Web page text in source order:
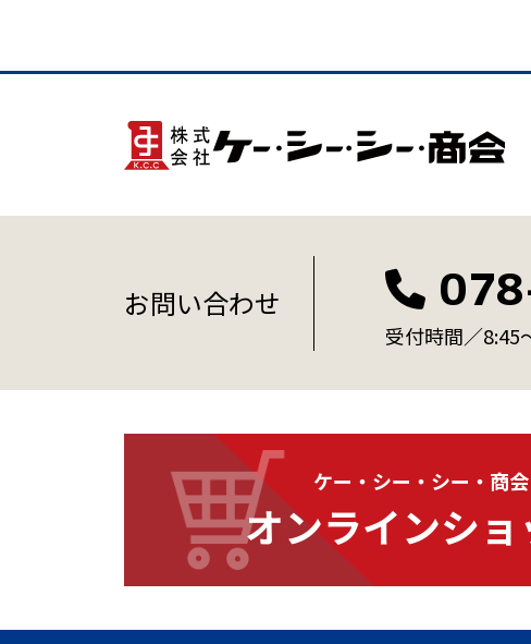
お問い合わせ
受付時間／8:45
ケー・シー・シー・商会
オンラインシ